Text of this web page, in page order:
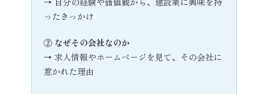
ったきっかけ
② なぜその会社なのか
→ 求人情報やホームページを見て、その会社に
惹かれた理由